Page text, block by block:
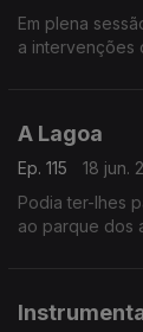
Em plena
a intervenções
A Lagoa
Ep. 115
18 jun.
Podia ter-lhes
ao parque dos